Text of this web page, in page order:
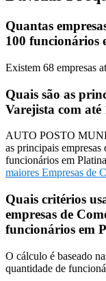
Quantas
100 funcionários
Existem 68 empresas
Quais são as
Varejista com
AUTO POSTO
as principais
funcionários em
maiores Empresas de
Quais critérios
empresas de
funcionários em
O cálculo é baseado
quantidade de